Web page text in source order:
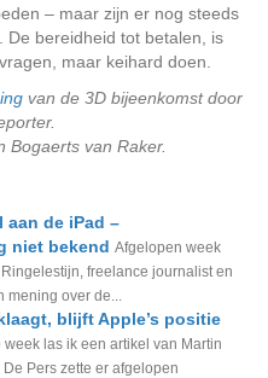
– maar zijn er nog steeds
De bereidheid tot betalen, is
maar keihard doen.
van de 3D bijeenkomst door
Bogaerts van Raker.
aan de iPad –
niet bekend Afgelopen week
freelance journalist en
mening over de...
blijft Apple’s positie
week las ik een artikel van Martin
Pers zette er afgelopen